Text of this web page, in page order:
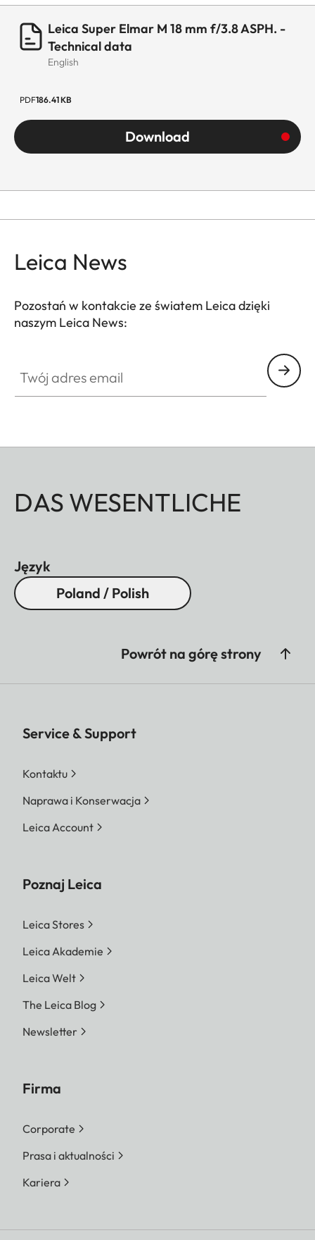
Leica Super Elmar M 18 mm f/3.8 ASPH. -
Technical data
English
PDF186.41 KB
Download
Leica News
Pozostań w kontakcie ze światem Leica dzięki
naszym Leica News:
DAS WESENTLICHE
Język
Poland / Polish
Powrót na górę strony
Service & Support
Kontaktu
Naprawa i Konserwacja
Leica Account
Poznaj Leica
Leica Stores
Leica Akademie
Leica Welt
The Leica Blog
Newsletter
Firma
Corporate
Prasa i aktualności
Kariera